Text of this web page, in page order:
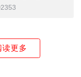
更多